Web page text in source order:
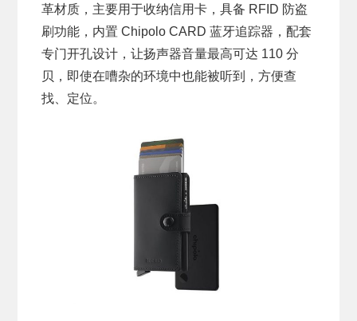
革材质，主要用于收纳信用卡，具备 RFID 防盗
刷功能，内置 Chipolo CARD 蓝牙追踪器，配套
专门开孔设计，让扬声器音量最高可达 110 分
贝，即使在嘈杂的环境中也能被听到，方便查
找、定位。